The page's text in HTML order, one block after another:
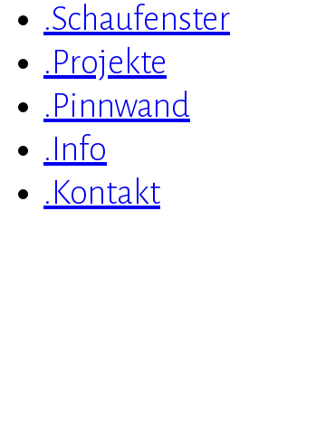
.Schaufenster
.Projekte
.Pinnwand
.Info
.Kontakt